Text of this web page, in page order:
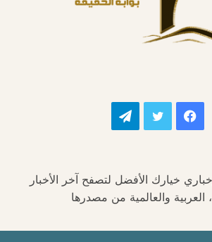
فيسبوك تويتر تيلقرام
خيارك الأفضل لتصفح آخر الأخبار
العربية والعالمية من مصدرها